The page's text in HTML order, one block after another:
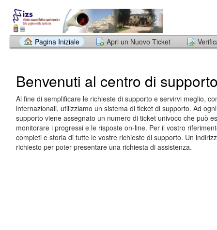
Pagina Iniziale Apri un Nuovo Ticket
Benvenuti al centro di
Al fine di semplificare le richieste di supporto e servirvi meglio,
internazionali, utilizziamo un sistema di ticket di supporto. Ad
supporto viene assegnato un numero di ticket univoco che può
monitorare i progressi e le risposte on-line. Per il vostro
completi e storia di tutte le vostre richieste di supporto. Un
richiesto per poter presentare una richiesta di assistenza.